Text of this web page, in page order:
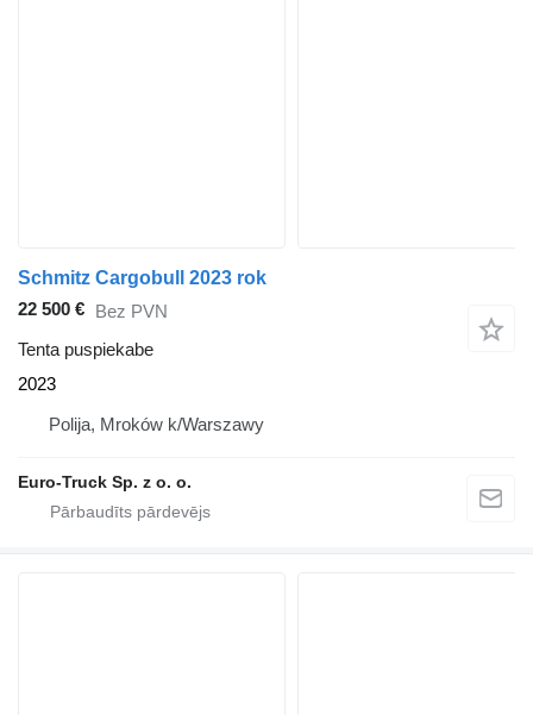
Schmitz Cargobull 2023 rok
22 500 € Bez PVN
Tenta puspiekabe
2023
Polija, Mroków k/Warszawy
Euro-Truck Sp. z o. o.